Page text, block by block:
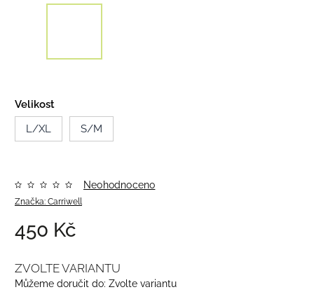
Velikost
L/XL
S/M
Značka: Carriwell
Neohodnoceno
450 Kč
ZVOLTE VARIANTU
Můžeme doručit do: Zvolte variantu